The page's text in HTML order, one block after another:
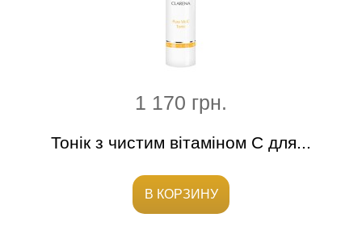
1 170 грн.
Тонік з чистим вітаміном С для...
В КОРЗИНУ